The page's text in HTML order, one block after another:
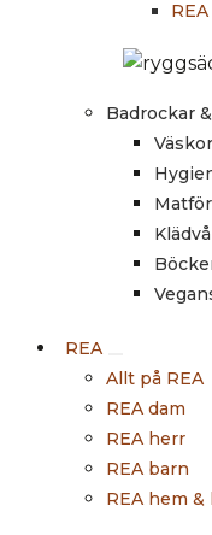
REA
Badrockar
REA
Allt på REA
REA dam
REA herr
REA barn
REA hem &